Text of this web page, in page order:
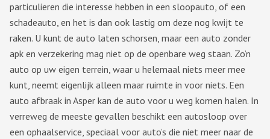
particulieren die interesse hebben in een sloopauto, of een
schadeauto, en het is dan ook lastig om deze nog kwijt te
raken. U kunt de auto laten schorsen, maar een auto zonder
apk en verzekering mag niet op de openbare weg staan. Zo’n
auto op uw eigen terrein, waar u helemaal niets meer mee
kunt, neemt eigenlijk alleen maar ruimte in voor niets. Een
auto afbraak in Asper kan de auto voor u weg komen halen. In
verreweg de meeste gevallen beschikt een autosloop over
een ophaalservice, speciaal voor auto’s die niet meer naar de